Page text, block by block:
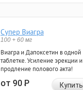
Супер Виагра
100 + 60 мг
Виагра и Дапоксетин в одной
таблетке. Усиление эрекции и
продление полового акта!
от 90Р Купить